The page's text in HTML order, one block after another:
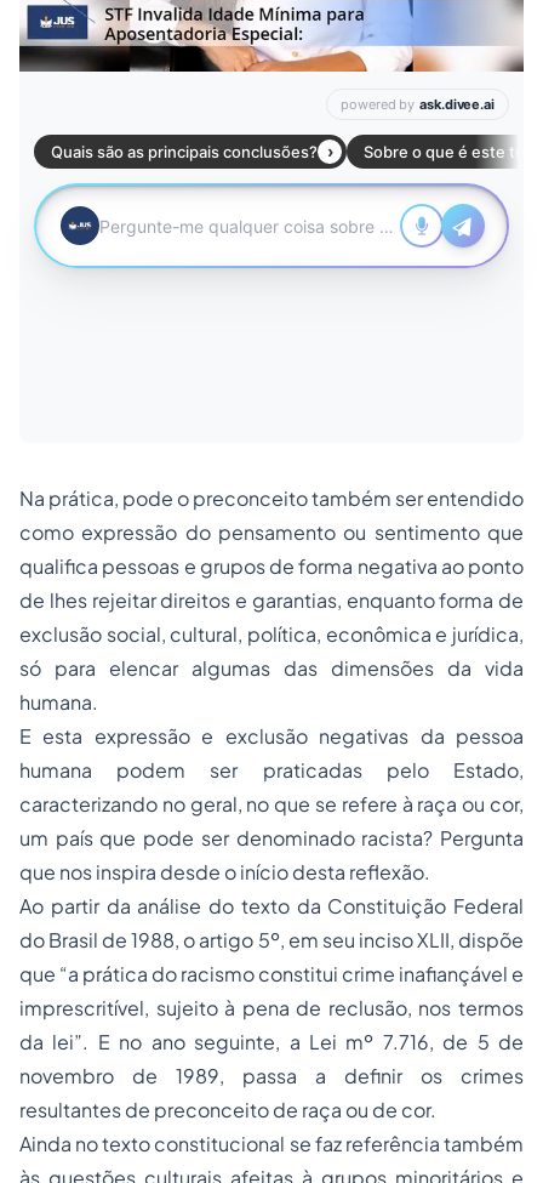
Na prática, pode o preconceito também ser entendido
como expressão do pensamento ou sentimento que
qualifica pessoas e grupos de forma negativa ao ponto
de lhes rejeitar direitos e garantias, enquanto forma de
exclusão social, cultural, política, econômica e jurídica,
só para elencar algumas das dimensões da vida
humana.
E esta expressão e exclusão negativas da pessoa
humana podem ser praticadas pelo Estado,
caracterizando no geral, no que se refere à raça ou cor,
um país que pode ser denominado racista? Pergunta
que nos inspira desde o início desta reflexão.
Ao partir da análise do texto da Constituição Federal
do Brasil de 1988, o artigo 5º, em seu inciso XLII, dispõe
que “a prática do racismo constitui crime inafiançável e
imprescritível, sujeito à pena de reclusão, nos termos
da lei”. E no ano seguinte, a Lei mº 7.716, de 5 de
novembro de 1989, passa a definir os crimes
resultantes de preconceito de raça ou de cor.
Ainda no texto constitucional se faz referência também